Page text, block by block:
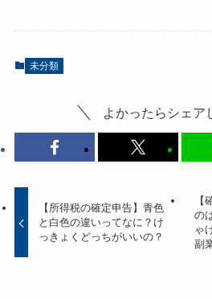
未分類
よかったらシェア
【所得税の確定申告】青色
と白色の違いってなに？け
っきょくどっちがいいの？
【
の
ゃ
副